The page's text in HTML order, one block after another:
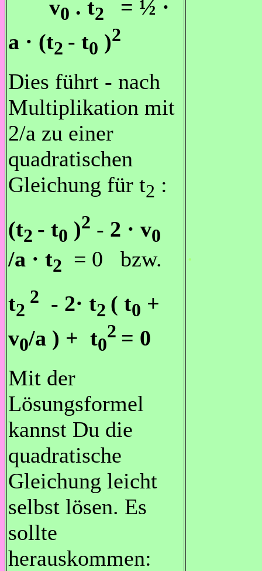
v0 . t2
= ½ ·
a · (t2 - t0 )2
Dies führt - nach
Multiplikation mit
2/a zu einer
quadratischen
Gleichung für t2 :
(t2 - t0 )2 - 2 · v0
/a · t2
= 0 bzw.
t2
2 - 2· t2 ( t0 +
v0/a ) + t0
2 = 0
Mit der
Lösungsformel
kannst Du die
quadratische
Gleichung leicht
selbst lösen. Es
sollte
herauskommen:
.